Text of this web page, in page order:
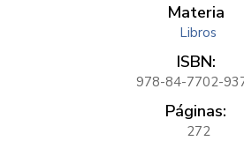
Materia
Libros
ISBN:
978-84-7702-
Páginas:
272